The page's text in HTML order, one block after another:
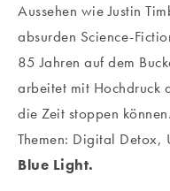
Aussehen wie Justin
absurden Science-
85 Jahren auf dem
arbeitet mit Hochdruck
die Zeit stoppen
Themen: Digital Detox,
Blue Light.